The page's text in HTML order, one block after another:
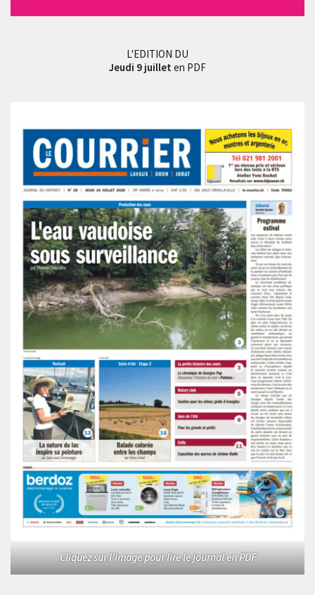
L'EDITION DU
Jeudi 9 juillet en PDF
Cliquez sur l'image pour lire le journal en PDF